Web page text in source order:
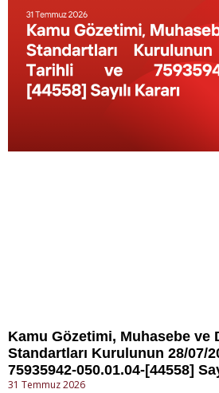
Kamu Gözetimi, Muhasebe ve
Standartları Kurulunun 28/07/
75935942-050.01.04-[44558]
31 Temmuz 2026